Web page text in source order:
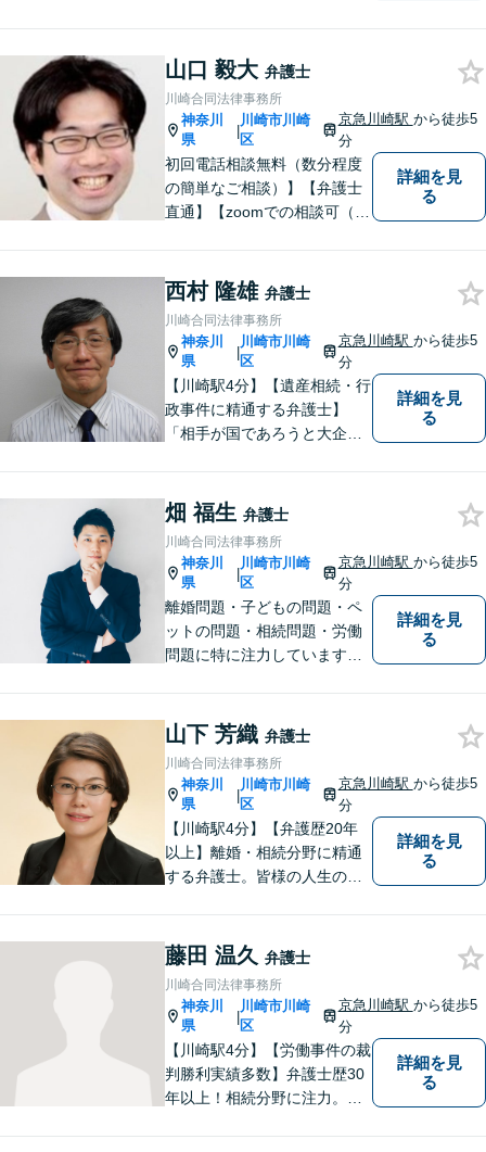
事故／相続／離婚／労働／債
務整理／刑事事件／企業法務
など、幅広く対応。【当日／
夜間／休日対応可能】お気軽
にご相談下さい。
山口 毅大 弁護士
川崎合同法律事務所
神奈川
県
|
川崎市川崎
区
京急川崎駅 から徒歩5
分
初回電話相談無料（数分程度
の簡単なご相談）】【弁護士
直通】【zoomでの相談可（有
「街医者」のような弁護士
詳細を見
る
西村 隆雄 弁護士
川崎合同法律事務所
神奈川
県
|
川崎市川崎
区
京急川崎駅 から徒歩5
分
【川崎駅4分】【遺産相続・行
政事件に精通する弁護士】
「相手が国であろうと大企業
いく」ことがモットーです。
どんな事案でも、依頼者様の
状況をしっかり把握し、ご希
望される解決へと尽力しま
す。
詳細を見
る
畑 福生 弁護士
川崎合同法律事務所
神奈川
県
|
川崎市川崎
区
京急川崎駅 から徒歩5
分
離婚問題・子どもの問題・ペ
ットの問題・相続問題・労働
問題に特に注力しています。
詳細を見
る
山下 芳織 弁護士
川崎合同法律事務所
神奈川
県
|
川崎市川崎
区
京急川崎駅 から徒歩5
分
【川崎駅4分】【弁護歴20年
以上】離婚・相続分野に精通
する弁護士。皆様の人生の大
導けるよう尽力しています。
ご希望やご不安な点はお気軽
にご相談ください。【初回無
料相談】
詳細を見
る
藤田 温久 弁護士
川崎合同法律事務所
神奈川
県
|
川崎市川崎
区
京急川崎駅 から徒歩5
分
【川崎駅4分】【労働事件の裁
判勝利実績多数】弁護士歴30
年以上！相続分野に注力。依
詳細を見
る